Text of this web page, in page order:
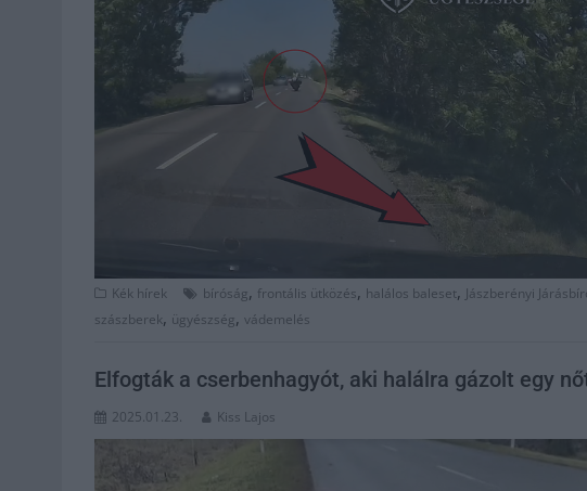
Kék hírek bíróság, frontális ütközés, halálos baleset, Jászberényi
szászberek, ügyészség, vádemelés
Elfogták a cserbenhagyót, aki halálra gázolt egy
2025.01.23. Kiss Lajos